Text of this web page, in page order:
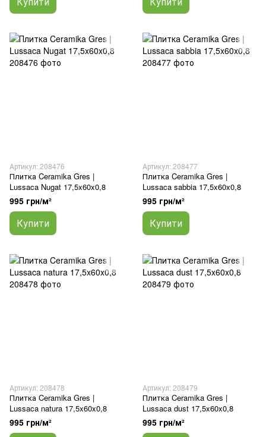
Артикул: 208476
Плитка Ceramika Gres |
Lussaca Nugat 17,5x60x0,8
995 грн/м²
Купити
Артикул: 208477
Плитка Ceramika Gres |
Lussaca sabbia 17,5x60x0,8
995 грн/м²
Купити
Артикул: 208478
Плитка Ceramika Gres |
Lussaca natura 17,5x60x0,8
995 грн/м²
Артикул: 208479
Плитка Ceramika Gres |
Lussaca dust 17,5x60x0,8
995 грн/м²